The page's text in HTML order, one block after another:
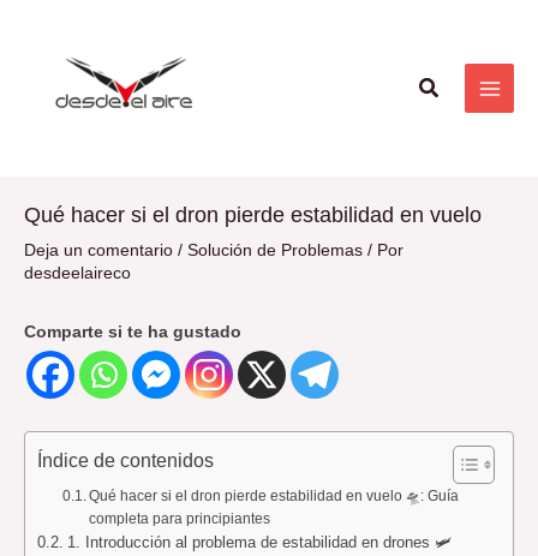
Buscar
Qué hacer si el dron pierde estabilidad en vuelo
Deja un comentario / Solución de Problemas / Por
desdeelaireco
Comparte si te ha gustado
Índice de contenidos
Qué hacer si el dron pierde estabilidad en vuelo 🛸: Guía
completa para principiantes
1. Introducción al problema de estabilidad en drones 🛩️
entradas